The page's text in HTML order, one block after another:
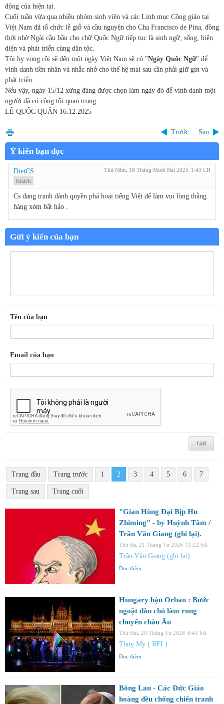
động của hiện tại.
Cuối tuần vừa qua nhiều nhóm sinh viên và các Linh mục Công giáo tại
Việt Nam đã tổ chức lễ giỗ và cầu nguyện cho Cha Francisco de Pina, đồng
thời nhờ Ngài cầu bầu cho chữ Quốc Ngữ tiếp tục là sinh ngữ, sống, hiện
diện và phát triển cùng dân tộc.
Tôi hy vọng rồi sẽ đến một ngày Việt Nam sẽ có "Ngày Quốc Ngữ" để
vinh danh tiền nhân và nhắc nhở cho thế hệ mai sau cần phải giữ gìn và
phát triển.
Nếu vậy, ngày 15/12 xứng đáng được chọn làm ngày đó để vinh danh một
người đã có công tối quan trọng.
LÊ QUỐC QUÂN 16.12.2025
Trước Sau
Ý kiến bạn đọc
Thứ Năm, 18 Tháng Mười Hai 2025 1:43 CH
DietCS
Khách
Cs đang tranh dành quyền phá hoại tiếng Việt để làm vui lòng thằng
hàng xóm bất hảo .
Gửi ý kiến của bạn
Tên của bạn
Email của bạn
Trang đầu Trang trước 1 2 3 4 5 6 7
Trang sau Trang cuối
"Gian Hùng Đại Bịp Hu
Zhiming" - by Huỳnh Tâm /
Trần Văn Giang (ghi lại).
Thứ Ba, 21 Tháng Tư 2026 11:22 SA
Trần Văn Giang (ghi lại)
Đọc thêm
Hungary hậu Orban : Bước
ngoặt dân chủ làm rung
chuyển châu Âu
Thứ Hai, 20 Tháng Tư 2026 6:43 SA
Thuỵ My ( RFI )
Đọc thêm
Bông Lau - Các Đức Giáo
hoàng đều chống chiến tranh